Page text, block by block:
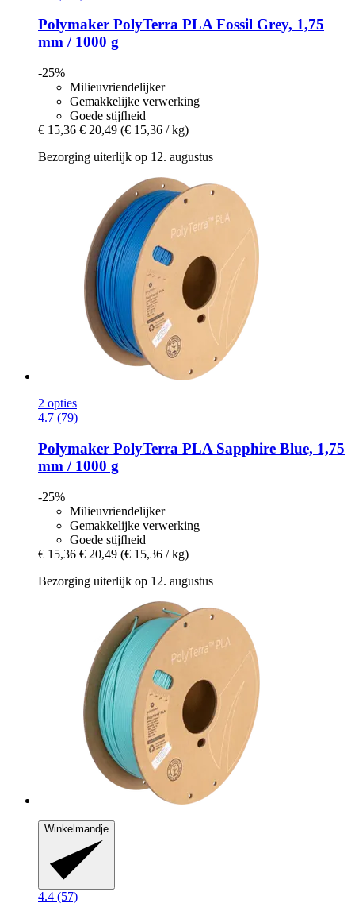
Polymaker PolyTerra PLA Fossil Grey, 1,75
mm / 1000 g
-25%
Milieuvriendelijker
Gemakkelijke verwerking
Goede stijfheid
€ 15,36 € 20,49 (€ 15,36 / kg)
Bezorging uiterlijk op 12. augustus
2 opties
4.7 (79)
Polymaker PolyTerra PLA Sapphire Blue, 1,75
mm / 1000 g
-25%
Milieuvriendelijker
Gemakkelijke verwerking
Goede stijfheid
€ 15,36 € 20,49 (€ 15,36 / kg)
Bezorging uiterlijk op 12. augustus
Winkelmandje
4.4 (57)